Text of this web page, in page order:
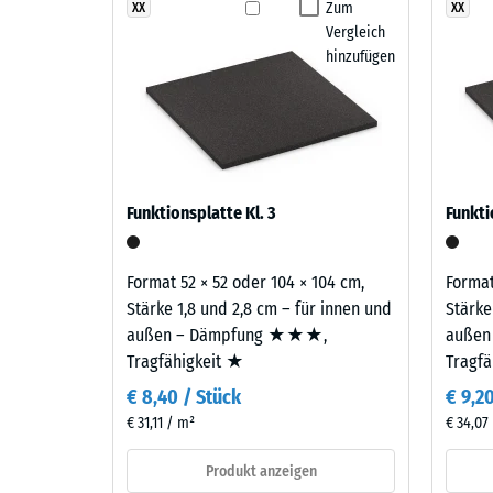
Gummigranulat übernimmt Tragfähigkeit und
Rattan
Braun-,
Beige-
einem
warmen,
natürlich
anmutenden
Farbbild,
das
geflochtenes
Naturfasermaterial
erinnert.
Dichte
780
bis
840
Zum
Vergleich
hinzufügen
XX
Funktionsplatte Kl. 3
Format 52 × 52 oder 104 × 104 cm,
Stärke 1,8 und 2,8 cm – für innen und
außen – Dämpfung ★★★,
Tragfähigkeit ★
€ 8,40 / Stück
€ 31,11 / m²
Produkt anzeigen
XX
€
€